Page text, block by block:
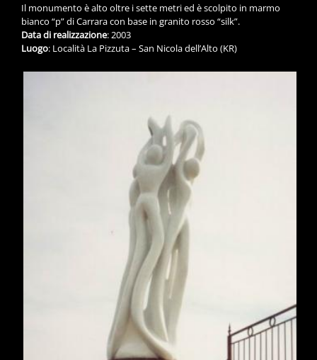
Il monumento è alto oltre i sette metri ed è scolpito in marmo
bianco “p” di Carrara con base in granito rosso “silk”.
Data di realizzazione: 2003
Luogo: Località La Pizzuta – San Nicola dell’Alto (KR)